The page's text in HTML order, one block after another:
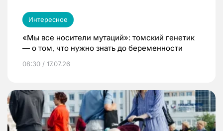
Интересное
«Мы все носители мутаций»: томский генетик
— о том, что нужно знать до беременности
08:30 / 17.07.26